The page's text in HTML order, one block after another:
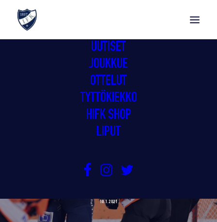
UUTISET
JOUKKUE
OTTELUT
TYTTÖKIEKKO
HIFK SHOP
LIPUT
IFK HIENOON VOITTOON
10.1.2021